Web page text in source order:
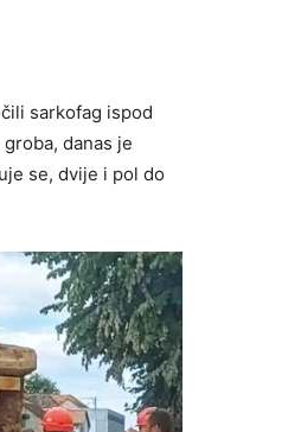
sarkofag ispod
danas je
se, dvije i pol do